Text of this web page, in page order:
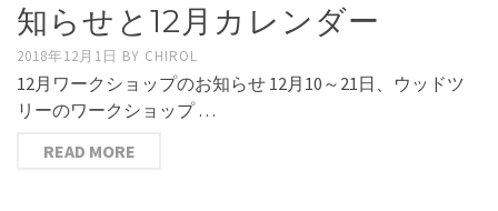
知らせと12月カレンダー
2018年12月1日 BY CHIROL
12月ワークショップのお知らせ 12月10～21日、ウッドツ
リーのワークショップ …
READ MORE